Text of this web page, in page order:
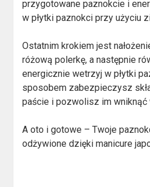
przygotowane paznokcie i
w płytki paznokci przy użyciu
Ostatnim krokiem jest
różową polerkę, a następnie
energicznie wetrzyj w płytki
sposobem zabezpieczysz
paście i pozwolisz im wniknąć
A oto i gotowe – Twoje
odżywione dzięki manicure